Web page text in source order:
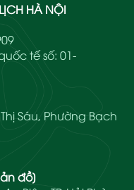
HÀ NỘI
tế số: 01-
Sáu, Phường Bạch
đồ]